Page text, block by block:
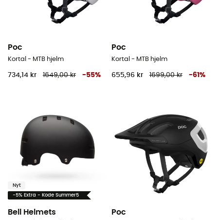
Poc
Kortal - MTB hjelm
734,14 kr 1649,00 kr -55%
Poc
Kortal - MTB hjelm
655,96 kr 1699,00 kr -61 %
Nyt
-5% Extra - Kode Summer5
Bell Helmets Poc